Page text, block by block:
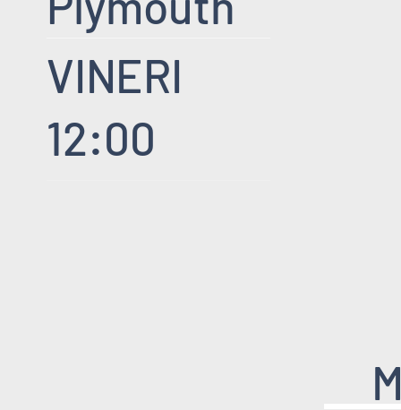
VINERI
12:00